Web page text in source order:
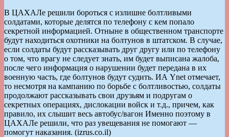
В ЦАХАЛе решили бороться с излишне болтливыми
солдатами, которые делятся по телефону с кем попало
секретной информацией. Отныне в общественном транспорте
будут находиться охотники на болтунов в штатском. В случае,
если солдаты будут рассказывать друг другу или по телефону
о том, что врагу не следует знать, им будет выписана жалоба,
после чего информация о нарушении будет передана в их
военную часть, где болтунов будут судить. ИА Ynet отмечает,
то несмотря на кампанию по борьбе с болтливостью, солдаты
продолжают рассказывать свои друзьям и подругам о
секретных операциях, дислокации войск и т.д., причем, как
правило, их слышит весь автобус/вагон Именно поэтому в
ЦАХАЛе решили, что раз увещевания не помогают —
помогут наказания. (izrus.co.il)